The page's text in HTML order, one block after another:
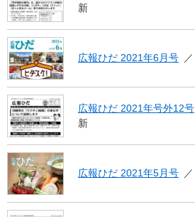
新
広報ひだ 2021年6月号
広報ひだ 2021年号外12号
新
広報ひだ 2021年5月号